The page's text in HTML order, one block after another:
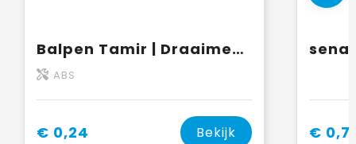
Balpen Tamir | Draaimechanisme
ABS
€ 0,24 Bekijk €